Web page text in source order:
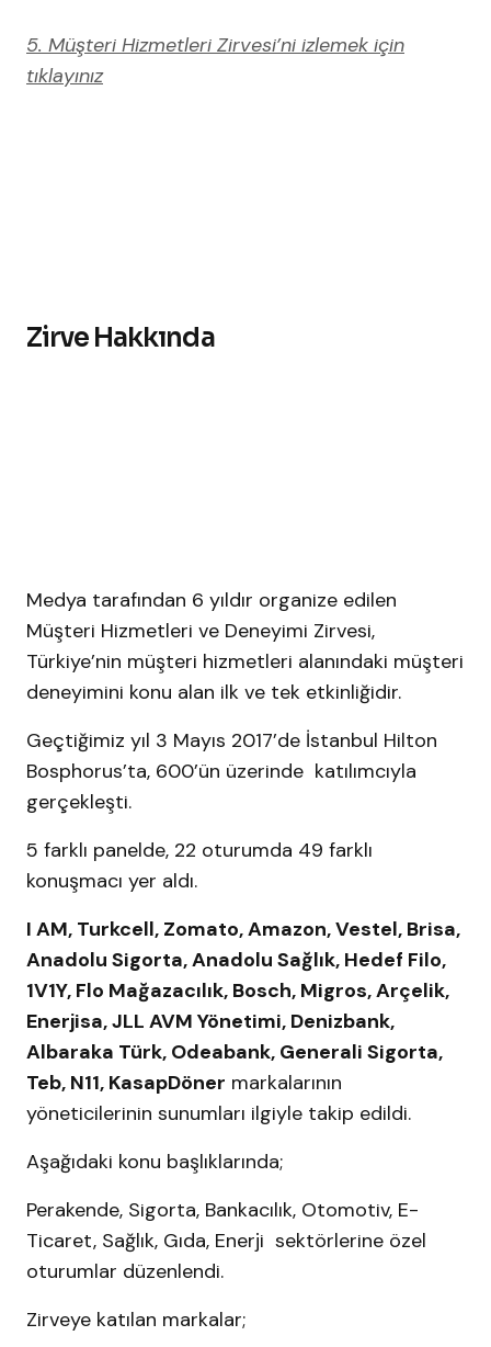
5. Müşteri Hizmetleri Zirvesi’ni izlemek için
tıklayınız
Zirve Hakkında
Medya tarafından 6 yıldır organize edilen
Müşteri Hizmetleri ve Deneyimi Zirvesi,
Türkiye’nin müşteri hizmetleri alanındaki müşteri
deneyimini konu alan ilk ve tek etkinliğidir.
Geçtiğimiz yıl 3 Mayıs 2017’de İstanbul Hilton
Bosphorus’ta, 600’ün üzerinde katılımcıyla
gerçekleşti.
5 farklı panelde, 22 oturumda 49 farklı
konuşmacı yer aldı.
I AM, Turkcell, Zomato, Amazon, Vestel, Brisa,
Anadolu Sigorta, Anadolu Sağlık, Hedef Filo,
1V1Y, Flo Mağazacılık, Bosch, Migros, Arçelik,
Enerjisa, JLL AVM Yönetimi, Denizbank,
Albaraka Türk, Odeabank, Generali Sigorta,
Teb, N11, KasapDöner markalarının
yöneticilerinin sunumları ilgiyle takip edildi.
Aşağıdaki konu başlıklarında;
Perakende, Sigorta, Bankacılık, Otomotiv, E-
Ticaret, Sağlık, Gıda, Enerji sektörlerine özel
oturumlar düzenlendi.
Zirveye katılan markalar;